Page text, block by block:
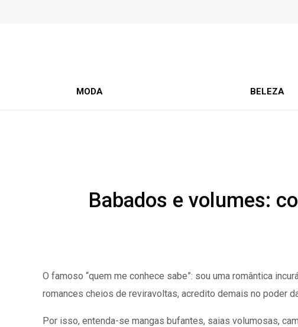
MODA BELEZA
Babados e volumes:
O famoso “quem me conhece sabe”: sou uma romântica
romances cheios de reviravoltas, acredito demais no poder
Por isso, entenda-se mangas bufantes, saias volumosas,